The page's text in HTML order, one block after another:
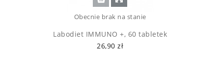
Obecnie brak na stanie
Labodiet IMMUNO +, 60 tabletek
26,90 zł